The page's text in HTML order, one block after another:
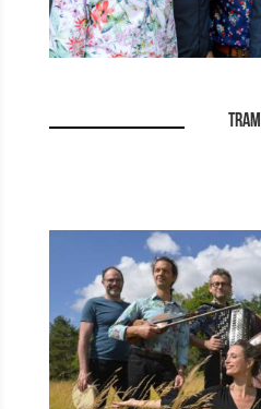
TRAM